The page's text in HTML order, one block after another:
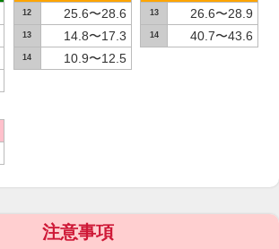
12 25.6〜28.6
13 14.8〜17.3
14 10.9〜12.5
13 26.6〜28.9
14 40.7〜43.6
注意事項